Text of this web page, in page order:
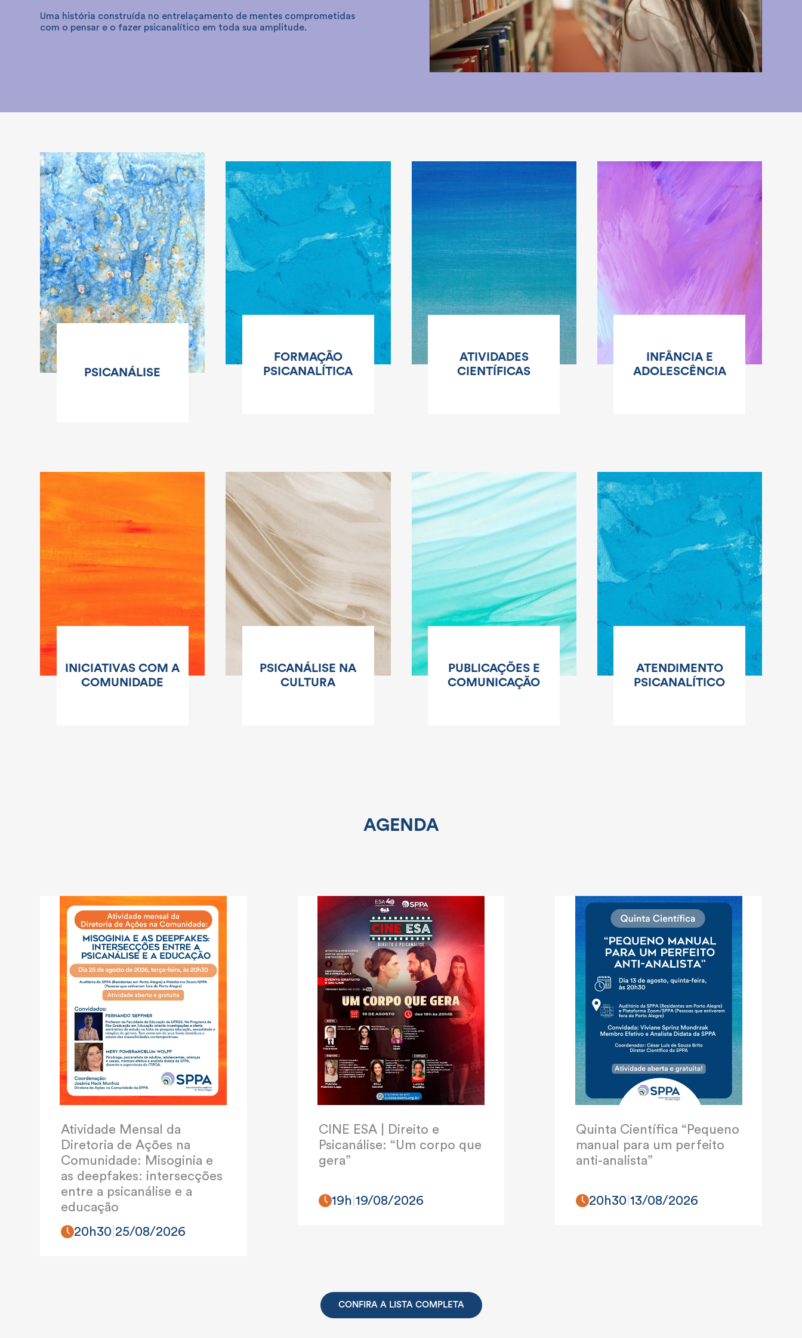
Uma história construída no entrelaçamento de mentes comprometidas
com o pensar e o fazer psicanalítico em toda sua amplitude.
PSICANÁLISE
FORMAÇÃO
PSICANALÍTICA
ATIVIDADES
CIENTÍFICAS
INFÂNCIA E
ADOLESCÊNCIA
INICIATIVAS COM A
COMUNIDADE
PSICANÁLISE NA
CULTURA
PUBLICAÇÕES E
COMUNICAÇÃO
ATENDIMENTO
PSICANALÍTICO
AGENDA
Atividade Mensal da
Diretoria de Ações na
Comunidade: Misoginia e
as deepfakes: intersecções
entre a psicanálise e a
educação
20h30 25/08/2026
CINE ESA | Direito e
Psicanálise: “Um corpo que
gera”
19h 19/08/2026
Quinta Científica “Pequeno
manual para um perfeito
anti-analista”
20h30 |13/08/2026
CONFIRA A LISTA COMPLETA